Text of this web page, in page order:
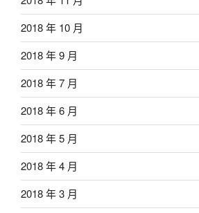
2018 年 10 月
2018 年 9 月
2018 年 7 月
2018 年 6 月
2018 年 5 月
2018 年 4 月
2018 年 3 月